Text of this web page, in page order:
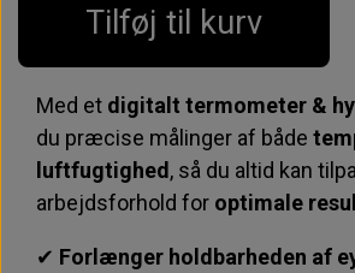
Tilføj til kurv
Med et digitalt termometer &
du præcise målinger af både
luftfugtighed, så du altid kan
arbejdsforhold for optimale
✔ Forlænger holdbarheden af